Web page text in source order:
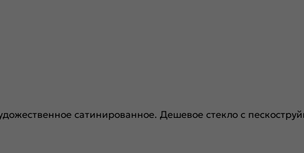
сатинированное. Дешевое стекло с